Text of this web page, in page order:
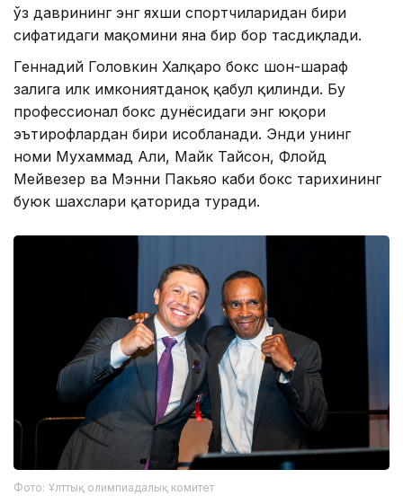
ўз даврининг энг яхши спортчиларидан бири
сифатидаги мақомини яна бир бор тасдиқлади.
Геннадий Головкин Халқаро бокс шон-шараф
залига илк имкониятданоқ қабул қилинди. Бу
профессионал бокс дунёсидаги энг юқори
эътирофлардан бири ҳисобланади. Энди унинг
номи Мухаммад Али, Майк Тайсон, Флойд
Мейвезер ва Мэнни Пакьяо каби бокс тарихининг
буюк шахслари қаторида туради.
Фото: Ұлттық олимпиадалық комитет